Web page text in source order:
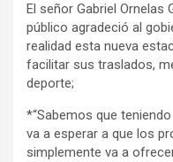
El señor Gabriel
público agradeció al
realidad esta nueva
facilitar sus traslados,
deporte;
*“Sabemos que
va a esperar a que los
simplemente va a